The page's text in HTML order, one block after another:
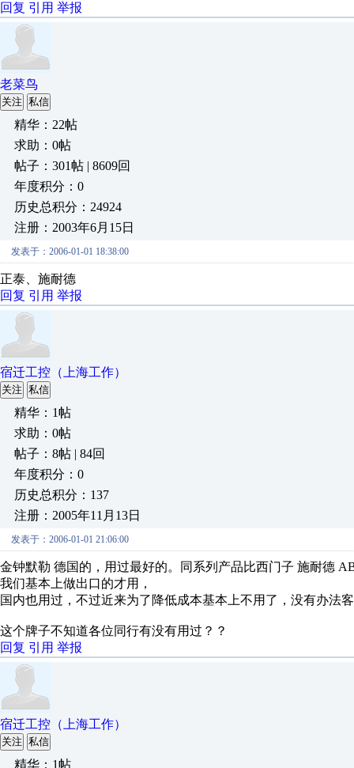
回复 引用 举报
老菜鸟
关注 私信
精华：22帖
求助：0帖
帖子：301帖 | 8609回
年度积分：0
历史总积分：24924
注册：2003年6月15日
发表于：2006-01-01 18:38:00
正泰、施耐德
回复 引用 举报
宿迁工控（上海工作）
关注 私信
精华：1帖
求助：0帖
帖子：8帖 | 84回
年度积分：0
历史总积分：137
注册：2005年11月13日
发表于：2006-01-01 21:06:00
金钟默勒 德国的，用过最好的。同系列产品比西门子 施耐德
我们基本上做出口的才用，
国内也用过，不过近来为了降低成本基本上不用了，没有办法
这个牌子不知道各位同行有没有用过？？
回复 引用 举报
宿迁工控（上海工作）
关注 私信
精华：1帖